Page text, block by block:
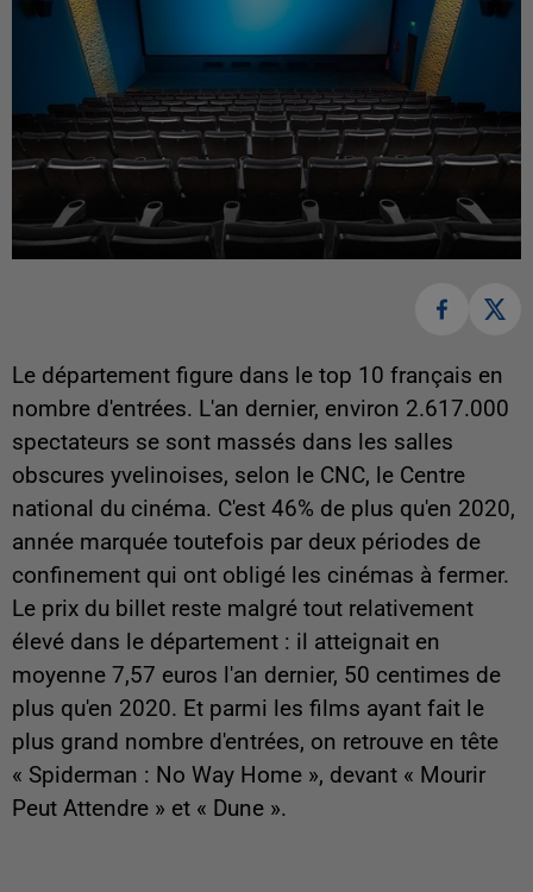
Le département figure dans le top 10 français en
nombre d'entrées. L'an dernier, environ 2.617.000
spectateurs se sont massés dans les salles
obscures yvelinoises, selon le CNC, le Centre
national du cinéma. C'est 46% de plus qu'en 2020,
année marquée toutefois par deux périodes de
confinement qui ont obligé les cinémas à fermer.
Le prix du billet reste malgré tout relativement
élevé dans le département : il atteignait en
moyenne 7,57 euros l'an dernier, 50 centimes de
plus qu'en 2020. Et parmi les films ayant fait le
plus grand nombre d'entrées, on retrouve en tête
« Spiderman : No Way Home », devant « Mourir
Peut Attendre » et « Dune ».